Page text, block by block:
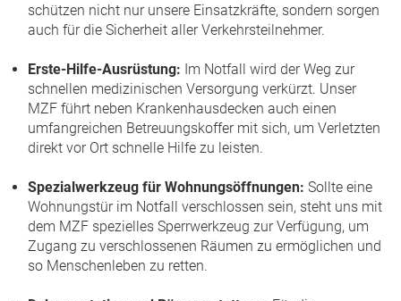
schützen nicht nur unsere Einsatzkräfte, sondern sorgen
auch für die Sicherheit aller Verkehrsteilnehmer.
Erste-Hilfe-Ausrüstung: Im Notfall wird der Weg zur
schnellen medizinischen Versorgung verkürzt. Unser
MZF führt neben Krankenhausdecken auch einen
umfangreichen Betreuungskoffer mit sich, um Verletzten
direkt vor Ort schnelle Hilfe zu leisten.
Spezialwerkzeug für Wohnungsöffnungen: Sollte eine
Wohnungstür im Notfall verschlossen sein, steht uns mit
dem MZF spezielles Sperrwerkzeug zur Verfügung, um
Zugang zu verschlossenen Räumen zu ermöglichen und
so Menschenleben zu retten.